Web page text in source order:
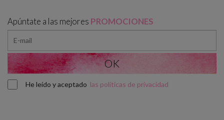
Apúntate a las mejores PROMOCIONES
He leído y aceptado las políticas de privacidad